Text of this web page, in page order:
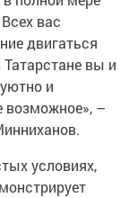
вас
двигаться
вы и
и
возможное», –
условиях,